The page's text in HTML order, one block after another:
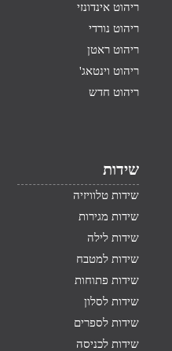
ריהוט אינדונזי
ריהוט נורדי
ריהוט ראטן
ריהוט וינטאג'
ריהוט חדש
שידות
שידות טלוויזיה
שידות מגירות
שידות לילה
שידות למטבח
שידות פתוחות
שידות לסלון
שידות לספרים
שידות לכניסה